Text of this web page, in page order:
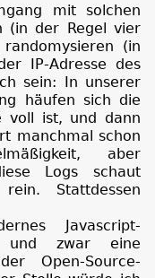
mit solchen
(in der Regel vier
(in
IP-Adresse des
sein: In unserer
häufen sich die
voll ist, und dann
manchmal schon
aber
Logs schaut
Stattdessen
Javascript-
und zwar eine
Open-Source-